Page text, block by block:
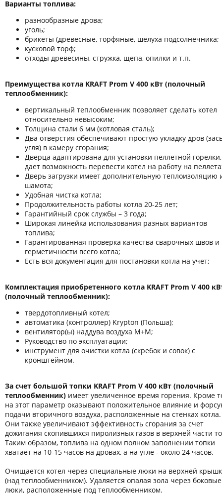
Варианты топлива:
разнообразные дрова;
уголь;
брикеты (древесные, торфяные, шелуха подсолнечника;
кусковой торф;
отходы древесины, стружка, щепа, опилки и т.п.
Преимущества котла KRAFT Prom V 400 кВт (полочный
теплообменник):
вертикальный теплообменник позволяет сделать котел
относительно невысоким;
Толщина стали 6 мм (котловая сталь);
Два отверстия обеспечивают простую укладку дров
угля) в камеру сгорания;
Дверца адаптирована для установки пеллетной
дает возможность перевести котел на работу на
Дверь загрузки имеет дополнительную теплоизоляцию
шамота;
Удобная чистка котла;
Продолжительность работы котла 20-25 лет;
Гарантийный срок службы – 3 года;
Широкая линейка использования разных вариантов
топлива;
Гарантированная проверка качества сварочных швов и
герметичности всего котла;
Есть вся документация для постановки котла на учет;
Комплектация приобретенного котла KRAFT Prom V 400
(полочный теплообменник):
твердотопливный котел;
автоматика (контроллер) Krypton (Польша);
вентилятор(ы) наддува воздуха М+М;
Руководство по эксплуатации;
инструмент для очистки котла (скребок и совок) с
кронштейном.
За счет большой топки KRAFT Prom V 400 кВт (полочный
теплообменник) имеет увеличенное время горения. Кроме
на этот параметр оказывают положительное влияние и
подачи вторичного воздуха, расположенные на стенках котла.
Они также увеличивают эффективность сгорания за счет
дожигания скопившихся пиролизных газов в верхней части
Таким образом, топлива на одном полном заполнении топки
хватает на 10-15 часов на дровах, а на угле - около 24 часов.
Очищается котел через специальные люки на верхней
(над теплообменником). Удаляется опалая зола через боковые
люки, расположенные под теплообменником.